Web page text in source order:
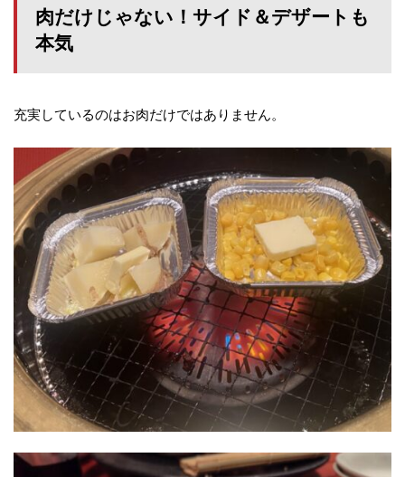
肉だけじゃない！サイド＆デザートも
本気
充実しているのはお肉だけではありません。